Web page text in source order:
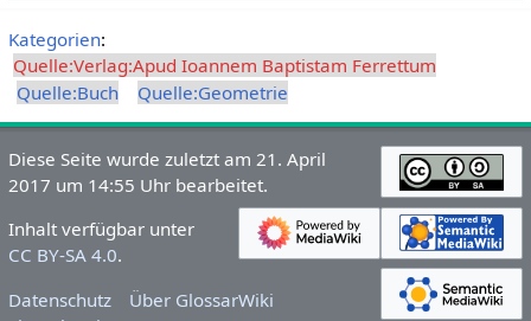
Kategorien:
Quelle:Verlag:Apud Ioannem Baptistam Ferrettum
Quelle:Buch
Quelle:Geometrie
Diese Seite wurde zuletzt am 21. April
2017 um 14:55 Uhr bearbeitet.
Inhalt verfügbar unter
CC BY-SA 4.0.
Datenschutz
Über GlossarWiki